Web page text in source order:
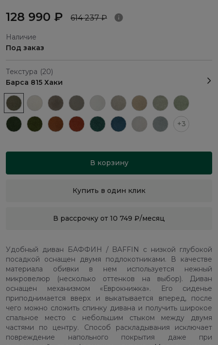
128 990 ₽ 614 237 ₽
Наличие
Под заказ
Текстура (20)
Барса 815 Хаки
+3
В корзину
Купить в один клик
В рассрочку от 10 749 ₽/месяц
Удобный диван БАФФИН / BAFFIN с низкой глубокой
посадкой оснащен двумя подлокотниками. В качестве
материала обивки в нем используется нежный
микровелюр (несколько оттенков на выбор). Диван
оснащен механизмом «Еврокнижка». Его сиденье
приподнимается вверх и выкатывается вперед, после
чего можно сложить спинку дивана и получить широкое
спальное место с небольшим стыком между двумя
частями по центру. Способ раскладывания исключает
повреждение напольного покрытия даже при